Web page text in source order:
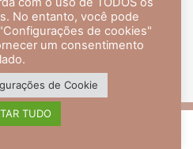
de especialista.
mais +
No entanto, você pode
de cookies"
um consentimento
de Cookie
TUDO